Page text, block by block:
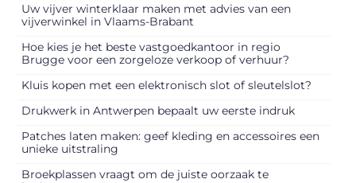
Uw vijver winterklaar maken met advies van een
vijverwinkel in Vlaams-Brabant
Hoe kies je het beste vastgoedkantoor in regio
Brugge voor een zorgeloze verkoop of verhuur?
Kluis kopen met een elektronisch slot of sleutelslot?
Drukwerk in Antwerpen bepaalt uw eerste indruk
Patches laten maken: geef kleding en accessoires een
unieke uitstraling
Broekplassen vraagt om de juiste oorzaak te